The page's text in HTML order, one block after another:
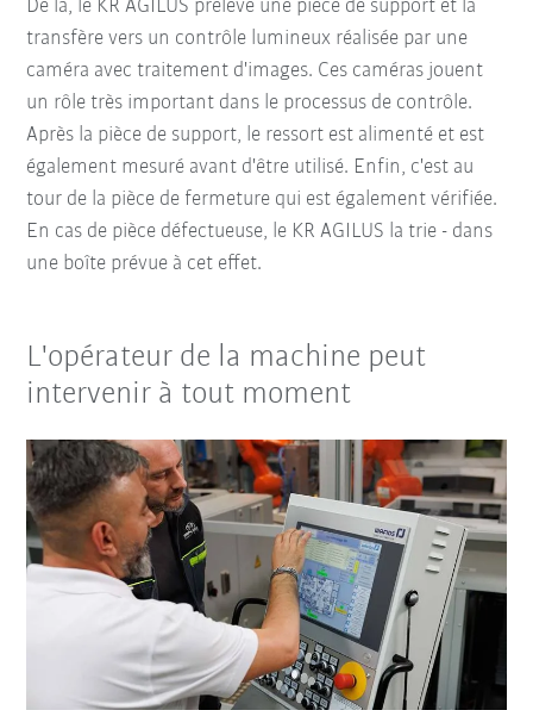
De là, le KR AGILUS prélève une pièce de support et la
transfère vers un contrôle lumineux réalisée par une
caméra avec traitement d'images. Ces caméras jouent
un rôle très important dans le processus de contrôle.
Après la pièce de support, le ressort est alimenté et est
également mesuré avant d'être utilisé. Enfin, c'est au
tour de la pièce de fermeture qui est également vérifiée.
En cas de pièce défectueuse, le KR AGILUS la trie - dans
une boîte prévue à cet effet.
L'opérateur de la machine peut
intervenir à tout moment